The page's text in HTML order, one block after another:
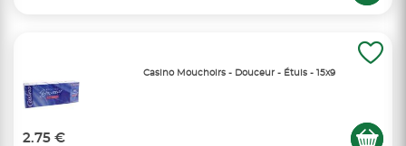
Casino Mouchoirs - Douceur - Étuis - 15x9
2.75 €